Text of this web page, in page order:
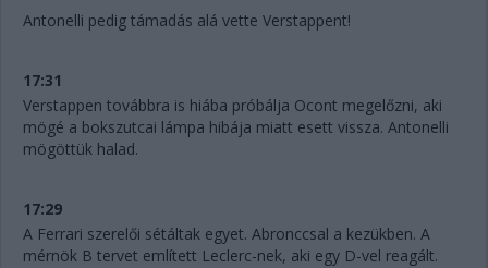
Antonelli pedig támadás alá vette Verstappent!
17:31
Verstappen továbbra is hiába próbálja Ocont megelőzni, aki
mögé a bokszutcai lámpa hibája miatt esett vissza. Antonelli
mögöttük halad.
17:29
A Ferrari szerelői sétáltak egyet. Abronccsal a kezükben. A
mérnök B tervet említett Leclerc-nek, aki egy D-vel reagált.